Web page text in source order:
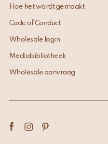
Hoe het wordt gemaakt
Code of Conduct
Wholesale login
Mediabibliotheek
Wholesale aanvraag